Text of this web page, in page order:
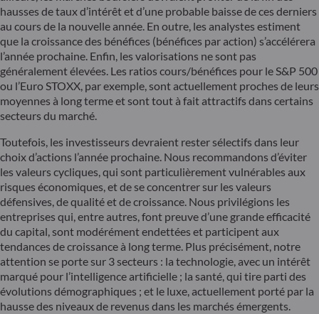
hausses de taux d’intérêt et d’une probable baisse de ces derniers
au cours de la nouvelle année. En outre, les analystes estiment
que la croissance des bénéfices (bénéfices par action) s’accélérera
l’année prochaine. Enfin, les valorisations ne sont pas
généralement élevées. Les ratios cours/bénéfices pour le S&P 500
ou l’Euro STOXX, par exemple, sont actuellement proches de leurs
moyennes à long terme et sont tout à fait attractifs dans certains
secteurs du marché.
Toutefois, les investisseurs devraient rester sélectifs dans leur
choix d’actions l’année prochaine. Nous recommandons d’éviter
les valeurs cycliques, qui sont particulièrement vulnérables aux
risques économiques, et de se concentrer sur les valeurs
défensives, de qualité et de croissance. Nous privilégions les
entreprises qui, entre autres, font preuve d’une grande efficacité
du capital, sont modérément endettées et participent aux
tendances de croissance à long terme. Plus précisément, notre
attention se porte sur 3 secteurs : la technologie, avec un intérêt
marqué pour l’intelligence artificielle ; la santé, qui tire parti des
évolutions démographiques ; et le luxe, actuellement porté par la
hausse des niveaux de revenus dans les marchés émergents.